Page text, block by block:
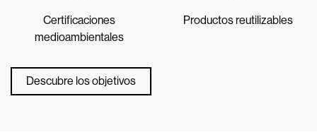
Certificaciones
medioambientales
Productos reutilizables
Descubre los objetivos